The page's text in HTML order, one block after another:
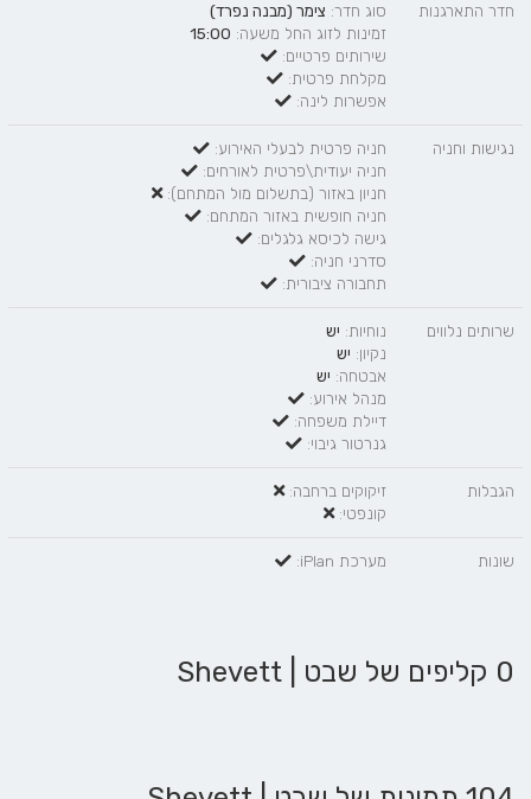
חדר התארגנות סוג חדר: צימר (מבנה נפרד)
זמינות לזוג החל משעה: 15:00
שירותים פרטיים:
מקלחת פרטית:
אפשרות לינה:
נגישות וחניה
חניה פרטית לבעלי האירוע:
חניה יעודית\פרטית לאורחים:
חניון באזור (בתשלום מול המתחם):
חניה חופשית באזור המתחם:
גישה לכיסא גלגלים:
סדרני חניה:
תחבורה ציבורית:
שרותים נלווים נוחיות: יש
נקיון: יש
אבטחה: יש
מנהל אירוע:
דיילת משפחה:
גנרטור גיבוי:
הגבלות
זיקוקים ברחבה:
קונפטי:
שונות מערכת iPlan:
0 קליפים של שבט | Shevett